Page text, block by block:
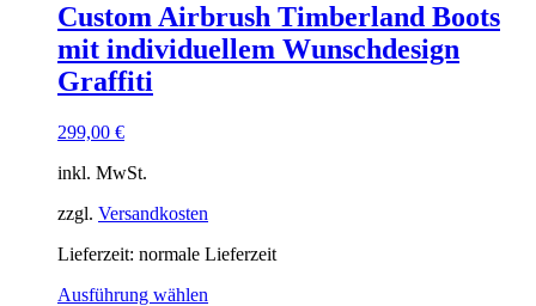
Custom Airbrush Timberland Boots
mit individuellem Wunschdesign
Graffiti
299,00 €
inkl. MwSt.
zzgl. Versandkosten
Lieferzeit: normale Lieferzeit
Ausführung wählen